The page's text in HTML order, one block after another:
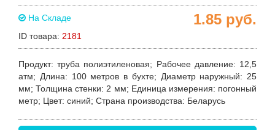
На Складе
ID товара: 2181
1.85 руб.
Продукт: труба полиэтиленовая; Рабочее давление: 12,5
атм; Длина: 100 метров в бухте; Диаметр наружный: 25
мм;Толщина стенки: 2 мм; Единица измерения: погонный
метр; Цвет: синий; Страна производства: Беларусь